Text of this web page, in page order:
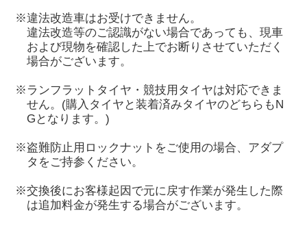
※違法改造車はお受けできません。
違法改造等のご認識がない場合であっても、現車
および現物を確認した上でお断りさせていただく
場合がございます。
※ランフラットタイヤ・競技用タイヤは対応できま
せん。(購入タイヤと装着済みタイヤのどちらもN
Gとなります。)
※盗難防止用ロックナットをご使用の場合、アダプ
タをご持参ください。
※交換後にお客様起因で元に戻す作業が発生した際
は追加料金が発生する場合がございます。